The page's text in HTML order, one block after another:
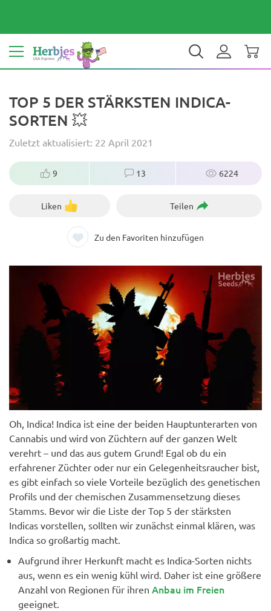
Dein Land: Vereinigte Staaten $ USD DE
TOP 5 DER STÄRKSTEN INDICA-
SORTEN 💥
Zuletzt aktualisiert: 22 April 2021
Oh, Indica! Indica ist eine der beiden Hauptunterarten von
Cannabis und wird von Züchtern auf der ganzen Welt
verehrt – und das aus gutem Grund! Egal ob du ein
erfahrener Züchter oder nur ein Gelegenheitsraucher bist,
es gibt einfach so viele Vorteile bezüglich des genetischen
Profils und der chemischen Zusammensetzung dieses
Stamms. Bevor wir die Liste der Top 5 der stärksten
Indicas vorstellen, sollten wir zunächst einmal klären, was
Indica so großartig macht.
Aufgrund ihrer Herkunft macht es Indica-Sorten nichts
aus, wenn es ein wenig kühl wird. Daher ist eine größere
Anzahl von Regionen für ihren Anbau im Freien
geeignet.
9 13 6224
Liken Teilen
Zu den Favoriten hinzufügen